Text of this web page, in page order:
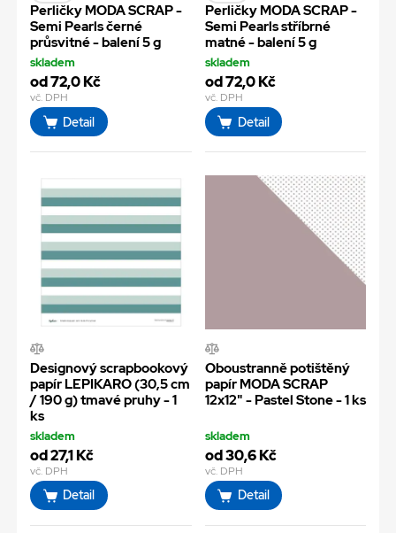
Perličky MODA SCRAP -
Semi Pearls černé
průsvitné - balení 5 g
skladem
od 72,0 Kč
vč. DPH
Detail
Perličky MODA SCRAP -
Semi Pearls stříbrné
matné - balení 5 g
skladem
od 72,0 Kč
vč. DPH
Detail
Designový scrapbookový
papír LEPIKARO (30,5 cm
/ 190 g) tmavé pruhy - 1
ks
skladem
od 27,1 Kč
vč. DPH
Detail
Oboustranně potištěný
papír MODA SCRAP
12x12" - Pastel Stone - 1 ks
skladem
od 30,6 Kč
vč. DPH
Detail